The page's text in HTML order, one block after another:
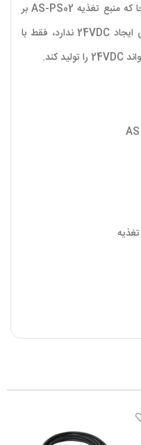
اتصال منبع به EARTH است. از آن جا که منبع تغذیه AS-PS02 بر
روی خود ترمینال خروجی جداگانه برای ایجاد 24VDC ندارد، فقط با